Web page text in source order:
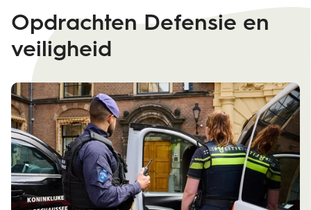
Opdrachten Defensie en
veiligheid